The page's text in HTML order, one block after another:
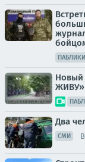
ПАБЛИКИ
Новый
ЖИВУ»
Два
СМИ